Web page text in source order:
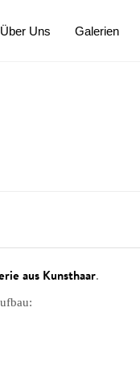
Über Uns Galerien
aus Kunsthaar.